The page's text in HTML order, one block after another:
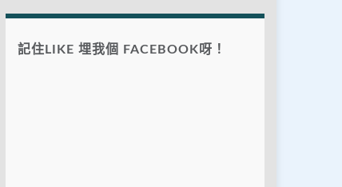
記住LIKE 埋我個 FACEBOOK呀！